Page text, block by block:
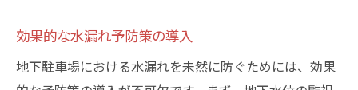
効果的な水漏れ予防策の導入
地下駐車場における水漏れを未然に防ぐためには、効果